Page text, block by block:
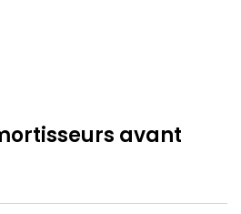
avant